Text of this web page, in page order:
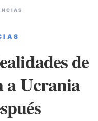
de
a Ucrania